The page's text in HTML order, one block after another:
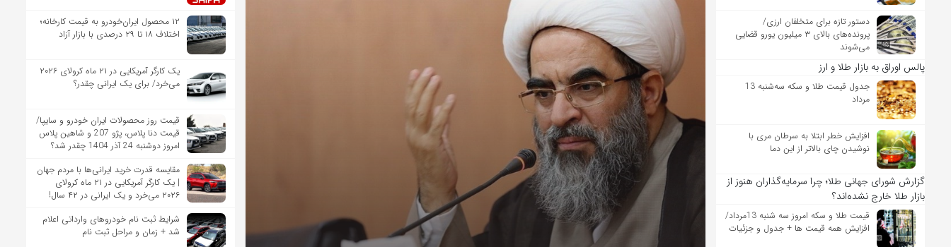
دستور تازه برای متخلفان ارزی/
پرونده‌های بالای ۳ میلیون یورو قضایی
می‌شوند
پالس اوراق به بازار طلا و ارز
جدول قیمت طلا و سکه سه‌شنبه 13
مرداد
افزایش خطر ابتلا به سرطان مری با
نوشیدن چای بالاتر از این دما
گزارش شورای جهانی طلا؛ چرا سرمایه‌گذاران هنوز از
بازار طلا خارج نشده‌اند؟
قیمت طلا و سکه امروز سه شنبه 13مرداد/
افزایش همه قیمت ها + جدول و جزئیات
۱۲ محصول ایران‌خودرو به قیمت کارخانه؛
اختلاف ۱۸ تا ۲۹ درصدی با بازار آزاد
یک کارگر آمریکایی در ۲۱ ماه کرولای ۲۰۲۶
می‌خرد/ برای یک ایرانی چقدر؟
قیمت روز محصولات ایران خودرو و سایپا/
قیمت دنا پلاس، پژو 207 و شاهین پلاس
امروز دوشنبه 24 آذر 1404 چقدر شد؟
مقایسه قدرت خرید ایرانی‌ها با مردم جهان
| یک کارگر آمریکایی در ۲۱ ماه کرولای
۲۰۲۶ می‌خرد و یک ایرانی در ۴۲ سال!
شرایط ثبت نام خودروهای وارداتی اعلام
شد + زمان و مراحل ثبت نام